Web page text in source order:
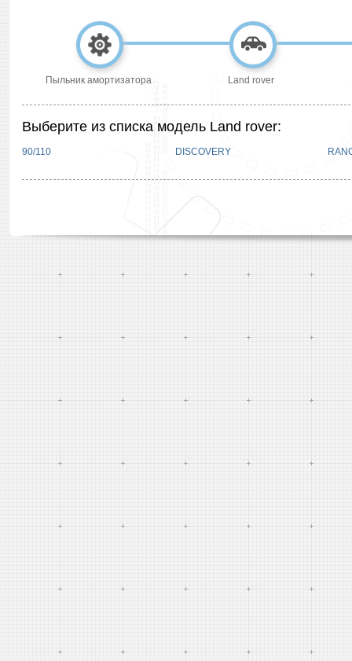
Пыльник амортизатора Land rover
Выберите из списка модель Land rover:
90/110 DISCOVERY